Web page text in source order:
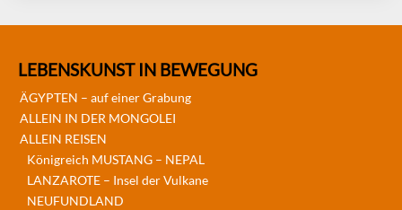
LEBENSKUNST IN BEWEGUNG
ÄGYPTEN – auf einer Grabung
ALLEIN IN DER MONGOLEI
ALLEIN REISEN
Königreich MUSTANG – NEPAL
LANZAROTE – Insel der Vulkane
NEUFUNDLAND